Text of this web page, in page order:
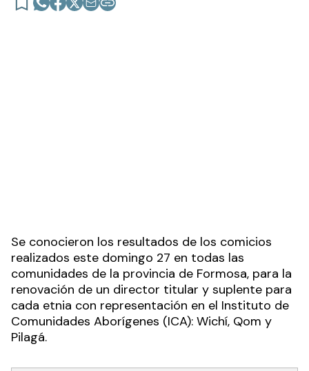
Se conocieron los resultados de los comicios
realizados este domingo 27 en todas las
comunidades de la provincia de Formosa, para la
renovación de un director titular y suplente para
cada etnia con representación en el Instituto de
Comunidades Aborígenes (ICA): Wichí, Qom y
Pilagá.